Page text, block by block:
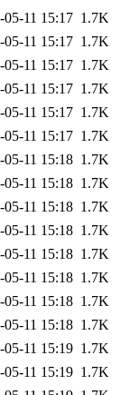
05-11 15:17 1.7K
05-11 15:17 1.7K
05-11 15:17 1.7K
05-11 15:17 1.7K
05-11 15:17 1.7K
05-11 15:17 1.7K
05-11 15:18 1.7K
05-11 15:18 1.7K
05-11 15:18 1.7K
05-11 15:18 1.7K
05-11 15:18 1.7K
05-11 15:18 1.7K
05-11 15:18 1.7K
05-11 15:18 1.7K
05-11 15:19 1.7K
05-11 15:19 1.7K